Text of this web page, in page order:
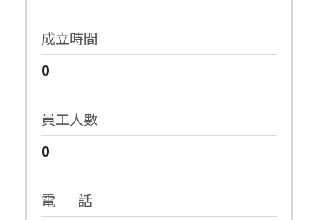
成立時間
0
員工人數
0
電 話